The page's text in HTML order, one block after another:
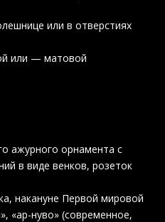
или в отверстиях
или — матовой
ажурного орнамента с
в виде венков, розеток
накануне Первой мировой
«ар-нуво» (современное,